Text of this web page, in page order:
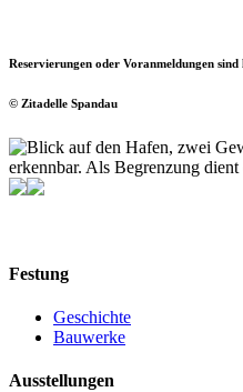
Reservierungen oder Voranmeldungen
© Zitadelle Spandau
Festung
Geschichte
Bauwerke
Ausstellungen